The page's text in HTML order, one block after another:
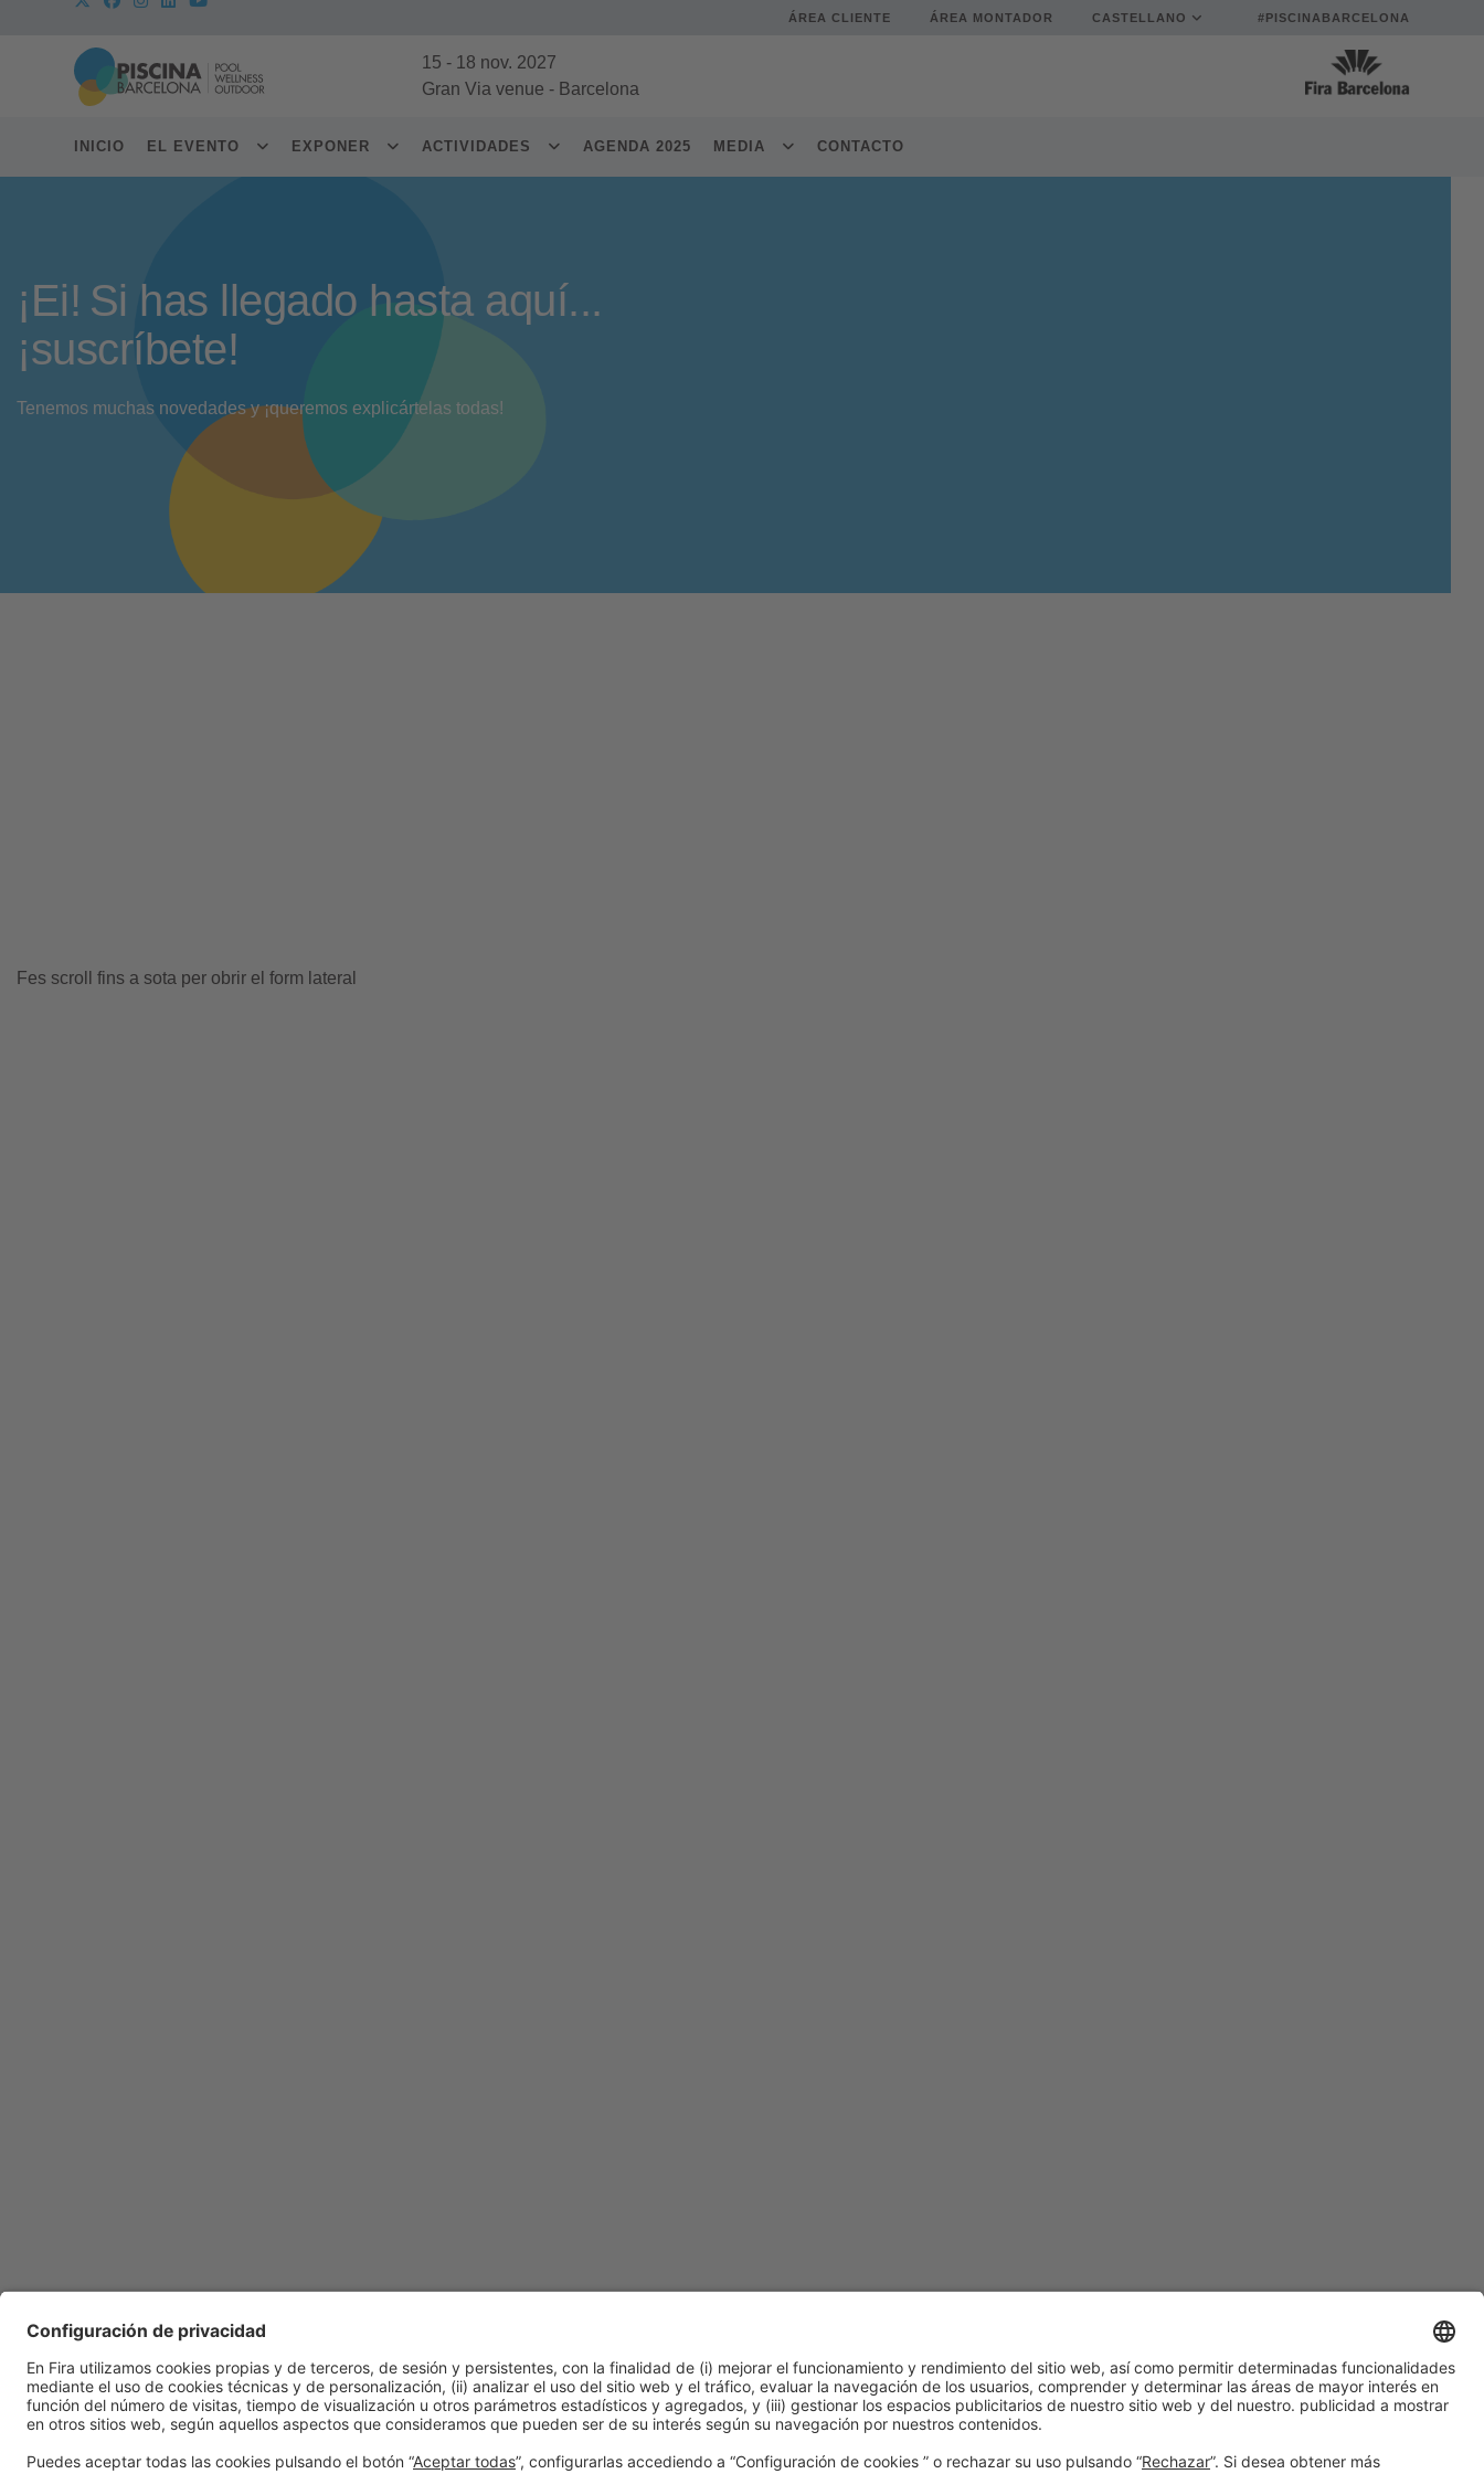
ÁREA CLIENTE ÁREA MONTADOR CASTELLANO #PISCINABARCELONA
15 - 18 nov. 2027
Gran Via venue - Barcelona
INICIO EL EVENTO EXPONER ACTIVIDADES AGENDA 2025 MEDIA CONTACTO
¡Ei! Si has llegado hasta aquí...
¡suscríbete!
Tenemos muchas novedades y ¡queremos explicártelas todas!
Fes scroll fins a sota per obrir el form lateral
Instagram?